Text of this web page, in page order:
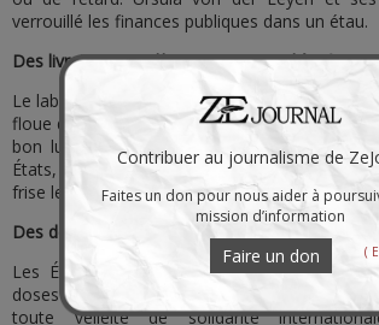
verrouillé les finances publiques dans un étau.
Des livraisons… si l’humeur en prend à Pfizer
Le laboratoire ne s’engage qu’à fournir ses
floue des « meilleurs efforts ». Traduction :
bon lui semble, sans sanction digne de ce
États, eux, n’ont pas le droit de se
frise le mépris.
Des doses sous contrôle : la solidarité en otage
Les États ne peuvent ni revendre, ni
doses sans l’accord explicite de Pfizer.
toute velléité de solidarité
Contribuer au journalisme de
Faites un don pour nous aider à
mission d’information
Faire un don (